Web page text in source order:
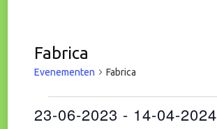
Fabrica
Evenementen Fabrica
Evenementen
23-06-2023 - 14-04-2024